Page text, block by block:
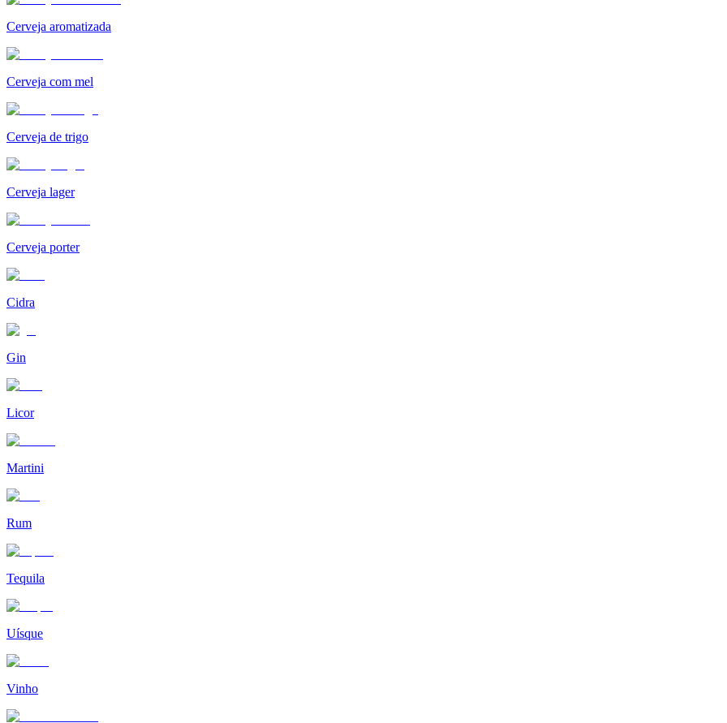
Cerveja aromatizada
Cerveja com mel
Cerveja de trigo
Cerveja lager
Cerveja porter
Cidra
Gin
Licor
Martini
Rum
Tequila
Uísque
Vinho